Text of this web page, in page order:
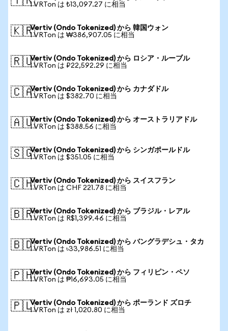
1 VRTon は ₺13,097.27 に相当
🇰🇷Vertiv (Ondo Tokenized) から 韓国ウォン
1 VRTon は ₩386,907.05 に相当
🇷🇺Vertiv (Ondo Tokenized) から ロシア・ルーブル
1 VRTon は ₽22,592.29 に相当
🇨🇦Vertiv (Ondo Tokenized) から カナダドル
1 VRTon は $382.70 に相当
🇦🇺Vertiv (Ondo Tokenized) から オーストラリアドル
1 VRTon は $388.56 に相当
🇸🇬Vertiv (Ondo Tokenized) から シンガポールドル
1 VRTon は $351.05 に相当
🇨🇭Vertiv (Ondo Tokenized) から スイスフラン
1 VRTon は CHF 221.78 に相当
🇧🇷Vertiv (Ondo Tokenized) から ブラジル・レアル
1 VRTon は R$1,399.46 に相当
🇧🇩Vertiv (Ondo Tokenized) から バングラデシュ・タカ
1 VRTon は ৳33,986.51 に相当
🇵🇭Vertiv (Ondo Tokenized) から フィリピン・ペソ
1 VRTon は ₱16,693.05 に相当
🇵🇱Vertiv (Ondo Tokenized) から ポーランド ズロチ
1 VRTon は zł 1,020.80 に相当